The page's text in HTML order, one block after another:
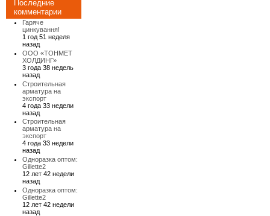
Последние
комментарии
Гаряче
цинкування!
1 год 51 неделя
назад
ООО «ТОНМЕТ
ХОЛДИНГ»
3 года 38 недель
назад
Строительная
арматура на
экспорт
4 года 33 недели
назад
Строительная
арматура на
экспорт
4 года 33 недели
назад
Одноразка оптом:
Gillette2
12 лет 42 недели
назад
Одноразка оптом:
Gillette2
12 лет 42 недели
назад